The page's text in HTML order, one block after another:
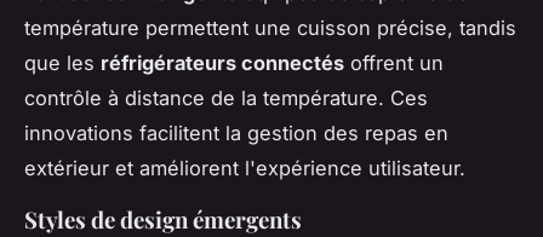
température permettent une cuisson précise, tandis
que les réfrigérateurs connectés offrent un
contrôle à distance de la température. Ces
innovations facilitent la gestion des repas en
extérieur et améliorent l'expérience utilisateur.
Styles de design émergents